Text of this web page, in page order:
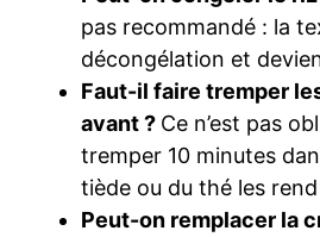
pas recommandé : la
décongélation et
Faut-il faire tremper
avant ? Ce n’est pas
tremper 10 minutes
tiède ou du thé les
Peut-on remplacer la